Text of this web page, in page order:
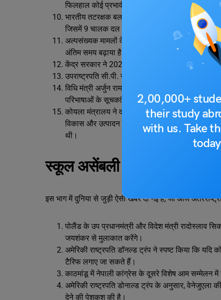
2,00,000+
their study
with us. Take
फिलहाल कोई प्रभावी इलाज नहीं है।
भारतीय तटरक्षक बल ने अरब सागर में भारतीय समुद्री
जिसमें 9 चालक दल के सदस्य सवार थे।
अल्पसंख्यक मामलों के मंत्रालय ने हज यात्रियों और अन्य
अंतिम समय बढ़ाया है और साफ किया है कि इसके बाद कोई
केंद्र सरकार ने 2024-25 में किसानों की कृषि जरूरतों
उपराष्ट्रपति सी.पी. राधाकृष्णन ने कोयंबटूर में नई
विधि मंत्री अर्जुन राम मेघवाल ने शास्त्री भवन में
परिभाषाओं के सूचकांक का चौथा संस्करण मुद्रित किया
कोयला मंत्रालय ने दामोदर वैली कॉर्पोरेशन के साथ
विकास और उत्पादन के लिए समझौतों पर हस्ताक्षर
थी।
स्कूल असेंबली के लिए
इस भाग में दुनिया से जुड़ी ऐसी खबरें दी गई हैं, जो आज
पोलैंड के उप प्रधानमंत्री और विदेश मंत्री रादोस्लाव
जयशंकर से मुलाकात करेंगे।
अमेरिकी राष्ट्रपति डॉनल्ड ट्रंप ने स्पष्ट किया कि
टैरिफ लगाए जा सकते हैं।
काठमांडू में नेपाली कांग्रेस के दूसरे विशेष आम सम्मेलन में
अमेरिकी राष्ट्रपति डोनाल्ड ट्रंप के अनुसार,
देने की पेशकश की है।